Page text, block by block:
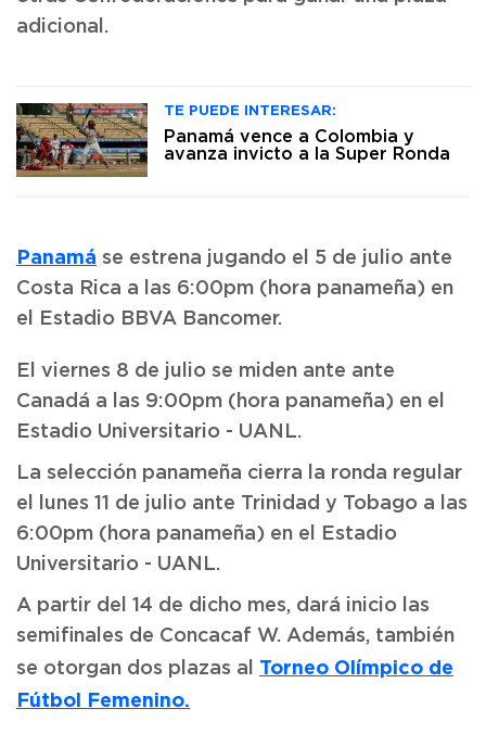
adicional.
TE PUEDE INTERESAR:
Panamá vence a Colombia y
avanza invicto a la Super Ronda
Panamá se estrena jugando el 5 de julio ante
Costa Rica a las 6:00pm (hora panameña) en
el Estadio BBVA Bancomer.
El viernes 8 de julio se miden ante ante
Canadá a las 9:00pm (hora panameña) en el
Estadio Universitario - UANL.
La selección panameña cierra la ronda regular
el lunes 11 de julio ante Trinidad y Tobago a las
6:00pm (hora panameña) en el Estadio
Universitario - UANL.
A partir del 14 de dicho mes, dará inicio las
semifinales de Concacaf W. Además, también
se otorgan dos plazas al Torneo Olímpico de
Fútbol Femenino.